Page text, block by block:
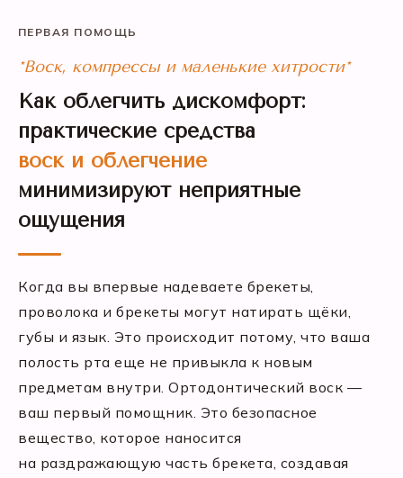
ПЕРВАЯ ПОМОЩЬ
*Воск, компрессы и маленькие хитрости*
Как облегчить дискомфорт:
практические средства
воск и облегчение
минимизируют неприятные
ощущения
Когда вы впервые надеваете брекеты,
проволока и брекеты могут натирать щёки,
губы и язык. Это происходит потому, что ваша
полость рта еще не привыкла к новым
предметам внутри. Ортодонтический воск —
ваш первый помощник. Это безопасное
вещество, которое наносится
на раздражающую часть брекета, создавая